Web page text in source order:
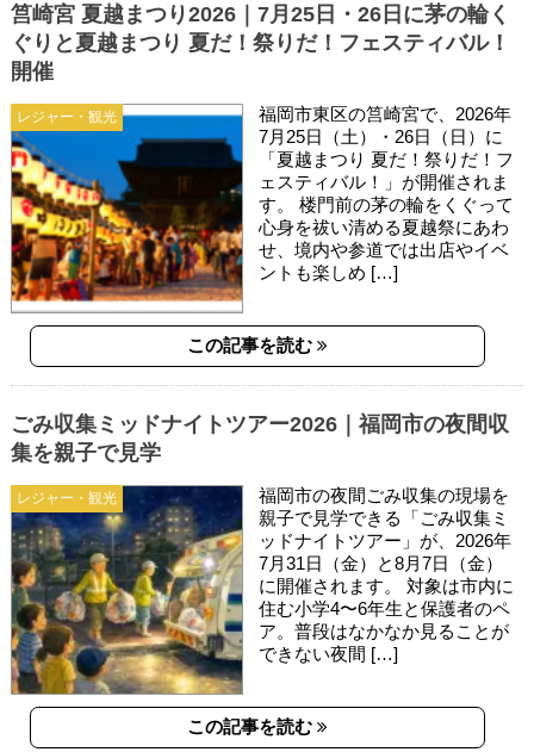
レジャー・観光
筥崎宮 夏越まつり2026｜7月25日・26日に茅の輪く
ぐりと夏越まつり 夏だ！祭りだ！フェスティバル！
開催
福岡市東区の筥崎宮で、2026年
7月25日（土）・26日（日）に
「夏越まつり 夏だ！祭りだ！フ
ェスティバル！」が開催されま
す。 楼門前の茅の輪をくぐって
心身を祓い清める夏越祭にあわ
せ、境内や参道では出店やイベ
ントも楽しめ […]
この記事を読む
レジャー・観光
ごみ収集ミッドナイトツアー2026｜福岡市の夜間収
集を親子で見学
福岡市の夜間ごみ収集の現場を
親子で見学できる「ごみ収集ミ
ッドナイトツアー」が、2026年
7月31日（金）と8月7日（金）
に開催されます。 対象は市内に
住む小学4〜6年生と保護者のペ
ア。普段はなかなか見ることが
できない夜間 […]
この記事を読む